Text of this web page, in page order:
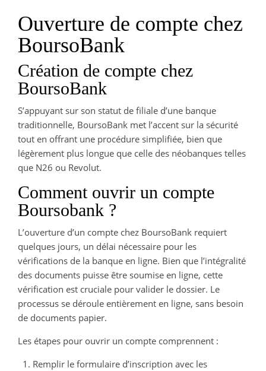
Ouverture de compte chez
BoursoBank
Création de compte chez
BoursoBank
S’appuyant sur son statut de filiale d’une banque
traditionnelle, BoursoBank met l’accent sur la sécurité
tout en offrant une procédure simplifiée, bien que
légèrement plus longue que celle des néobanques telles
que N26 ou Revolut.
Comment ouvrir un compte
Boursobank ?
L’ouverture d’un compte chez BoursoBank requiert
quelques jours, un délai nécessaire pour les
vérifications de la banque en ligne. Bien que l’intégralité
des documents puisse être soumise en ligne, cette
vérification est cruciale pour valider le dossier. Le
processus se déroule entièrement en ligne, sans besoin
de documents papier.
Les étapes pour ouvrir un compte comprennent :
Remplir le formulaire d’inscription avec les